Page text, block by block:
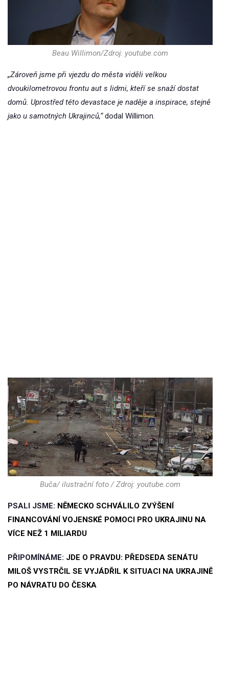
Beau Willimon/Zdroj: youtube.com
„Zároveň jsme při vjezdu do města viděli velkou
dvoukilometrovou frontu aut s lidmi, kteří se snaží dostat
domů. Uprostřed této devastace je naděje a inspirace, stejně
jako u samotných Ukrajinců,“dodal Willimon.
Buča/ ilustrační foto / Zdroj: youtube.com
PSALI JSME: NĚMECKO SCHVÁLILO ZVÝŠENÍ
FINANCOVÁNÍ VOJENSKÉ POMOCI PRO UKRAJINU NA
VÍCE NEŽ 1 MILIARDU
PŘIPOMÍNÁME: JDE O PRAVDU: PŘEDSEDA SENÁTU
MILOŠ VYSTRČIL SE VYJÁDŘIL K SITUACI NA UKRAJINĚ
PO NÁVRATU DO ČESKA